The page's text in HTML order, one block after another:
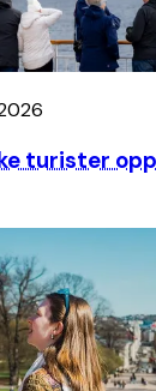
turister